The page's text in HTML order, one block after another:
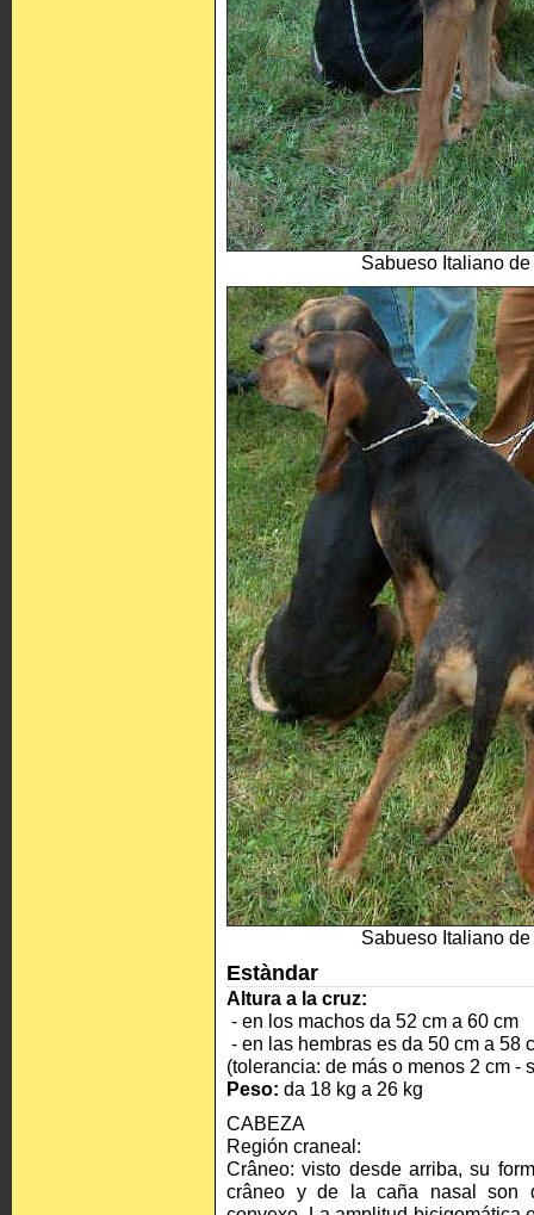
Sabueso Italiano
Sabueso Italiano
Estàndar
Altura a la cruz:
- en los machos da 52 cm a 60 cm
- en las hembras es da 50 cm a 58
(tolerancia: de más o menos 2 cm -
Peso: da 18 kg a 26 kg
CABEZA
Región craneal:
Crâneo: visto desde arriba, su
crâneo y de la caña nasal son